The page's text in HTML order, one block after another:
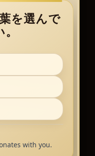
を選んで
with you.